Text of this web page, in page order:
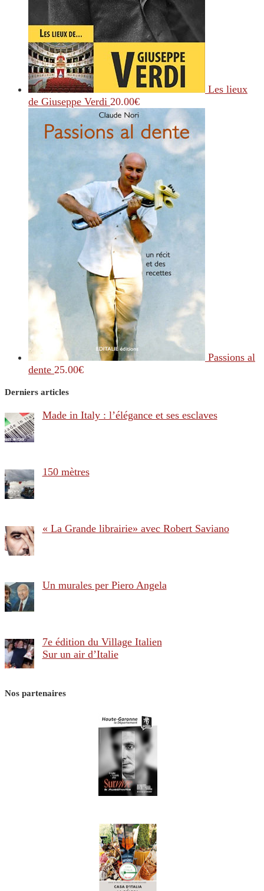
Les lieux
de Giuseppe Verdi 20.00€
Passions al
dente 25.00€
Derniers articles
Made in Italy : l’élégance et ses esclaves
150 mètres
« La Grande librairie» avec Robert Saviano
Un murales per Piero Angela
7e édition du Village Italien
Sur un air d’Italie
Nos partenaires